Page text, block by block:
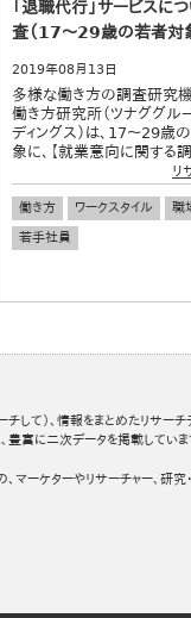
「退職代行」サービスに
査（17～29歳の若者対
2019年08月13日
多様な働き方の調査研究
働き方研究所（ツナググル
ディングス）は、17～29歳
象に、【就業意向に関する
リ
働き方 ワークスタイル 職
若手社員
して）、情報をまとめたリサーチ
富に二次データを掲載していま
マーケターやリサーチャー、研